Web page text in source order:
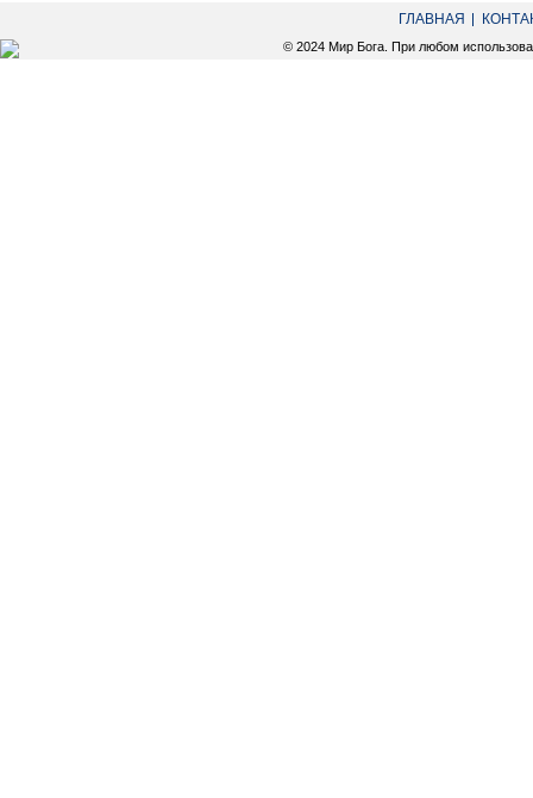
ГЛАВНАЯ
© 2024 Мир Бога. При любом